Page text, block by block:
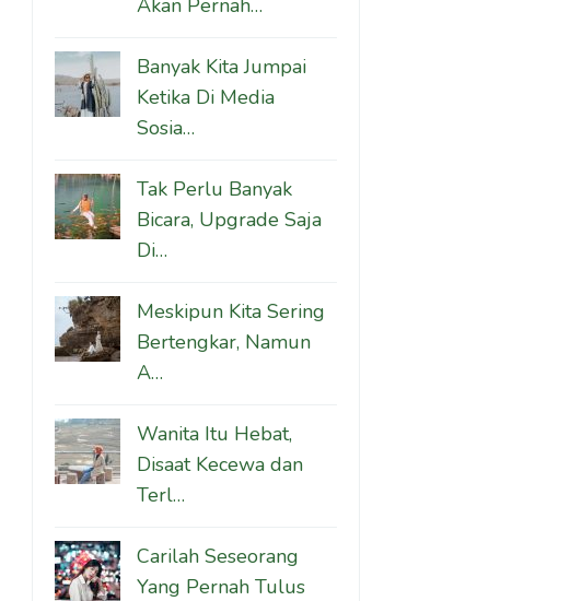
Akan Pernah…
Banyak Kita Jumpai
Ketika Di Media
Sosia…
Tak Perlu Banyak
Bicara, Upgrade Saja
Di…
Meskipun Kita Sering
Bertengkar, Namun
A…
Wanita Itu Hebat,
Disaat Kecewa dan
Terl…
Carilah Seseorang
Yang Pernah Tulus